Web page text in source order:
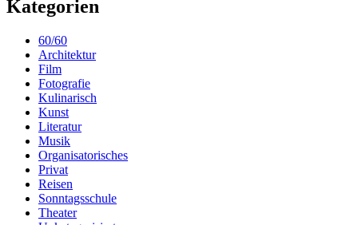
Kategorien
60/60
Architektur
Film
Fotografie
Kulinarisch
Kunst
Literatur
Musik
Organisatorisches
Privat
Reisen
Sonntagsschule
Theater